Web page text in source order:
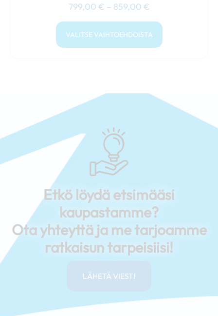
799,00 € – 859,00 €
VALITSE VAIHTOEHDOISTA
Etkö löydä etsimääsi
kaupastamme?
Ota yhteyttä ja me tarjoamme
ratkaisun tarpeisiisi!
LÄHETÄ VIESTI